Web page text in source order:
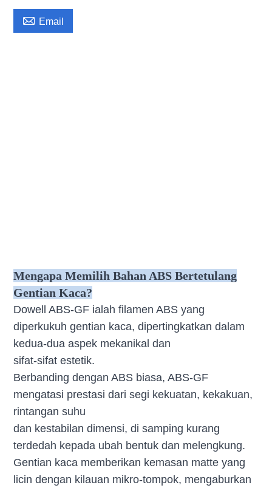
 Email
Mengapa Memilih Bahan ABS Bertetulang
Gentian Kaca?
Dowell ABS-GF ialah filamen ABS yang
diperkukuh gentian kaca, dipertingkatkan dalam
kedua-dua aspek mekanikal dan
sifat-sifat estetik.
Berbanding dengan ABS biasa, ABS-GF
mengatasi prestasi dari segi kekuatan, kekakuan,
rintangan suhu
dan kestabilan dimensi, di samping kurang
terdedah kepada ubah bentuk dan melengkung.
Gentian kaca memberikan kemasan matte yang
licin dengan kilauan mikro-tompok, mengaburkan